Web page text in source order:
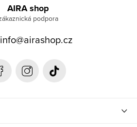
AIRA shop
info@airashop.cz